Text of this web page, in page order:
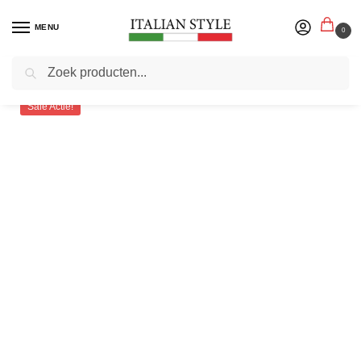
MENU 0
Home Herenmode / Truien sweaters vesten
Sale Actie!